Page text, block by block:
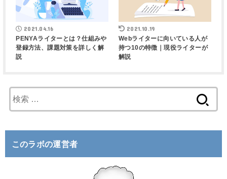
2021.04.16
PENYAライターとは？仕組みや
登録方法、課題対策を詳しく解
説
2021.10.19
Webライターに向いている人が
持つ10の特徴｜現役ライターが
解説
索
このラボの運営者